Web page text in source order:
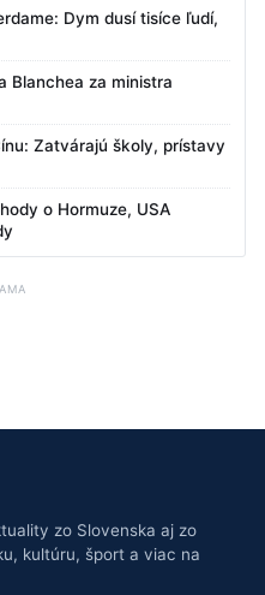
Dym dusí tisíce ľudí,
Blanchea za ministra
Zatvárajú školy, prístavy
o Hormuze, USA
zo Slovenska aj zo
kultúru, šport a viac na